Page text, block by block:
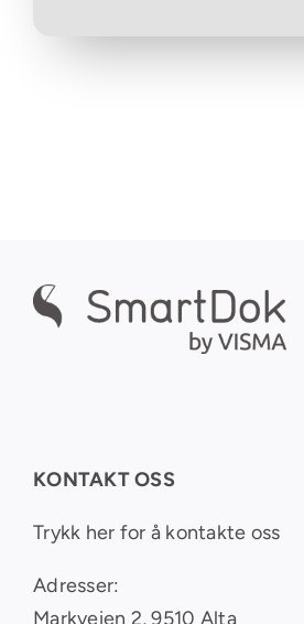
KONTAKT OSS
Trykk her for å kontakte oss
Adresser:
Markveien 2, 9510 Alta